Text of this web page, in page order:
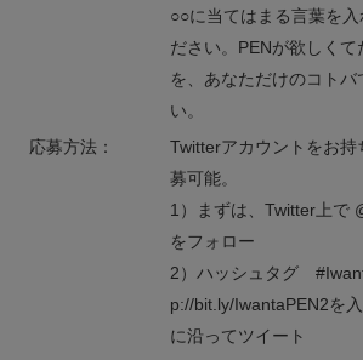
○○に当てはまる言葉を入
ださい。PENが欲しくて
を、あなただけのコトバ
い。
応募方法：
Twitterアカウントをお
募可能。
1）まずは、Twitter上で
をフォロー
2）ハッシュタグ
p://bit.ly/IwantaPEN2を
に沿ってツイート